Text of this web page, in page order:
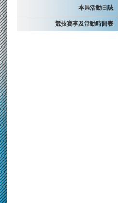
本局活動日誌
競技賽事及活動時間表